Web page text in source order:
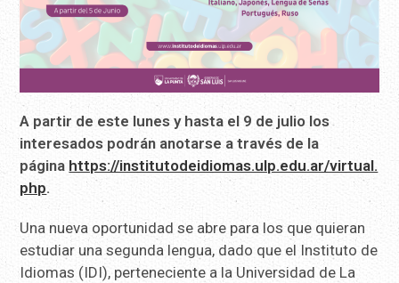
A partir de este lunes y hasta el 9 de julio los
interesados podrán anotarse a través de la
página https://institutodeidiomas.ulp.edu.ar/virtual.
php.
Una nueva oportunidad se abre para los que quieran
estudiar una segunda lengua, dado que el Instituto de
Idiomas (IDI), perteneciente a la Universidad de La